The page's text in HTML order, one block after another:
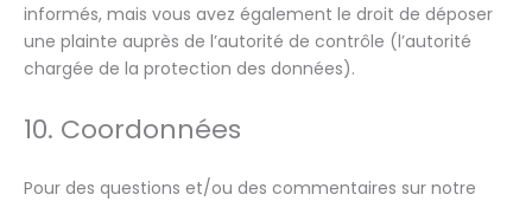
informés, mais vous avez également le droit de déposer
une plainte auprès de l’autorité de contrôle (l’autorité
chargée de la protection des données).
10. Coordonnées
Pour des questions et/ou des commentaires sur notre